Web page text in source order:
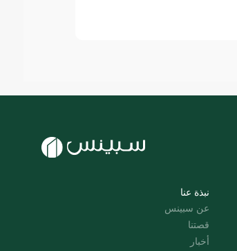
نبذة عنا
عن سبينس
قصتنا
أخبار